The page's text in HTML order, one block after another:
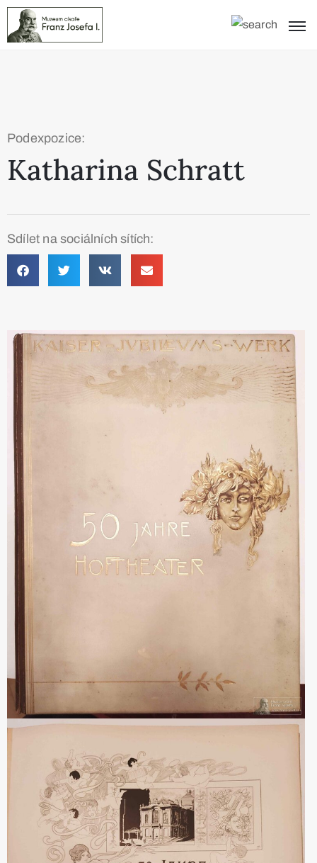
Podexpozice:
Katharina Schratt
Sdílet na sociálních sítích: